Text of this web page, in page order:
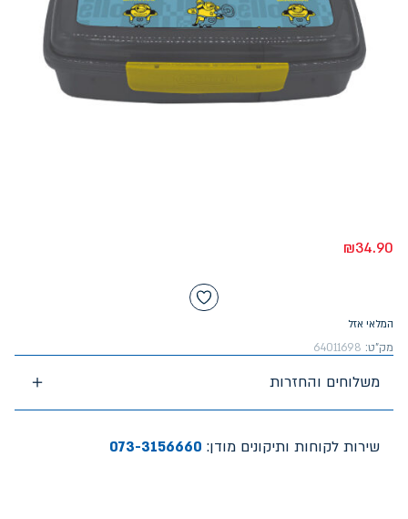
₪34.90
המלאי אזל
מק"ט: 64011698
משלוחים והחזרות
שירות לקוחות ותיקונים מודן: 073-3156660